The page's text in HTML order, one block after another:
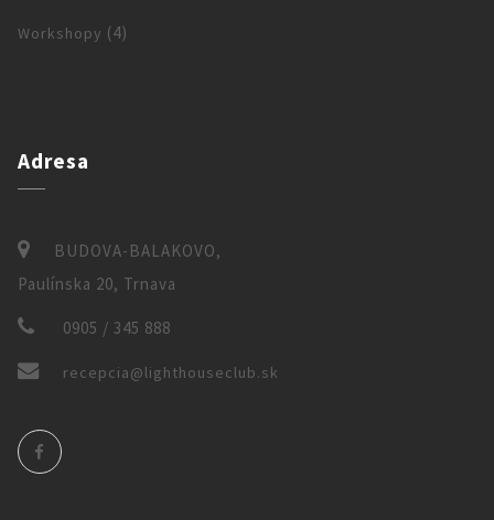
MOJA VLASTNÁ HODNOTA
Workshopy (4)
Adresa
BUDOVA-BALAKOVO,
Paulínska 20, Trnava
0905 / 345 888
recepcia@lighthouseclub.sk